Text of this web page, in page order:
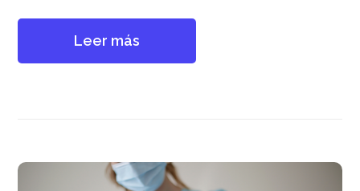
Leer más